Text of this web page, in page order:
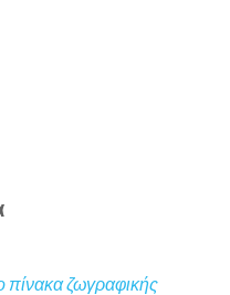
πίνακα ζωγραφικής